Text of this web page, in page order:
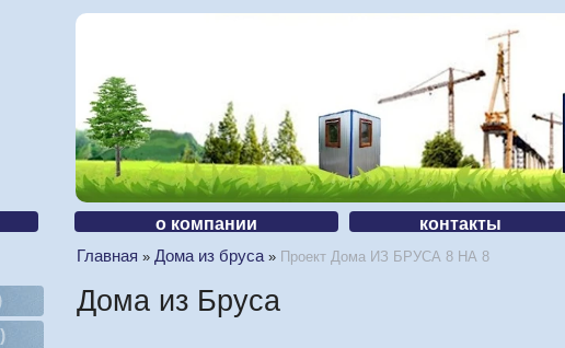
о компании контакты
Главная » Дома из бруса » Проект Дома ИЗ БРУСА 8 НА 8
Дома из Бруса